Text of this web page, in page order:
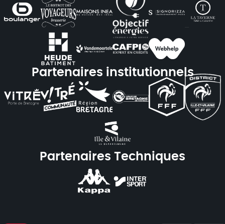
Partenaires institutionnels
Partenaires Techniques